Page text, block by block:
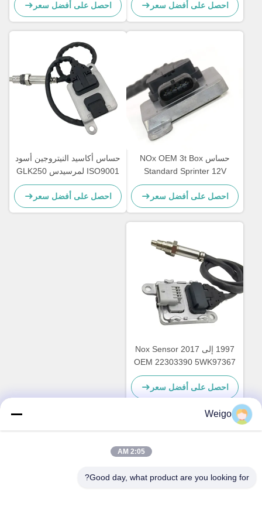
C300
احصل على أفضل سعر
A0009053403
احصل على أفضل سعر
حساس NOx OEM 3t Box
Standard Sprinter 12V
A0009050008 5WK96681D
احصل على أفضل سعر
حساس أكاسيد النيتروجين أسود
ISO9001 لمرسيدس GLK250
E250 OEM 5WK96682A
A0009057000
احصل على أفضل سعر
1997 إلى 2017 Nox Sensor
OEM 22303390 5WK97367
لسيارة VOL XC40 SUV
احصل على أفضل سعر
عنوان
Weigo
2:05 AM
Good day, what product are you looking for?